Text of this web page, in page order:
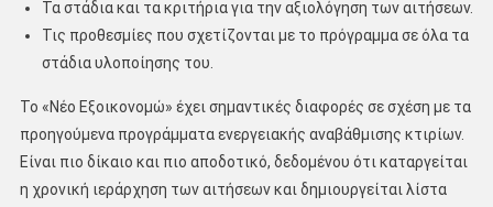
Τα στάδια και τα κριτήρια για την αξιολόγηση των αιτήσεων.
Τις προθεσμίες που σχετίζονται με το πρόγραμμα σε όλα τα
στάδια υλοποίησης του.
Το «Νέο Εξοικονομώ» έχει σημαντικές διαφορές σε σχέση με τα
προηγούμενα προγράμματα ενεργειακής αναβάθμισης κτιρίων.
Είναι πιο δίκαιο και πιο αποδοτικό, δεδομένου ότι καταργείται
η χρονική ιεράρχηση των αιτήσεων και δημιουργείται λίστα